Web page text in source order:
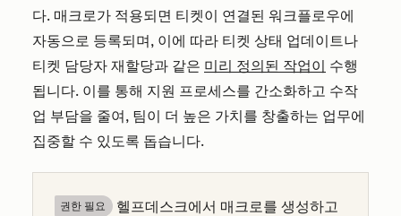
다. 매크로가 적용되면 티켓이 연결된 워크플로우에
자동으로 등록되며, 이에 따라 티켓 상태 업데이트나
티켓 담당자 재할당과 같은 미리 정의된 작업이 수행
됩니다. 이를 통해 지원 프로세스를 간소화하고 수작
업 부담을 줄여, 팀이 더 높은 가치를 창출하는 업무에
집중할 수 있도록 돕습니다.
권한 필요
헬프데스크에서 매크로를 생성하고